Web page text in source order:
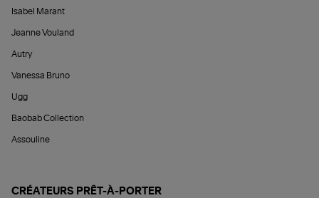
Isabel Marant
Jeanne Vouland
Autry
Vanessa Bruno
Ugg
Baobab Collection
Assouline
CRÉATEURS PRÊT-À-PORTER